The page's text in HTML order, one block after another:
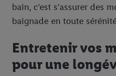
bain, c'est s'assurer des
baignade en toute
Entretenir vos
pour une
En cliquant sur « Refuser », vous
l’utilisation des technologies
finalités susmentionnées. Vous
informations sur la durée de
droit de révoquer votre